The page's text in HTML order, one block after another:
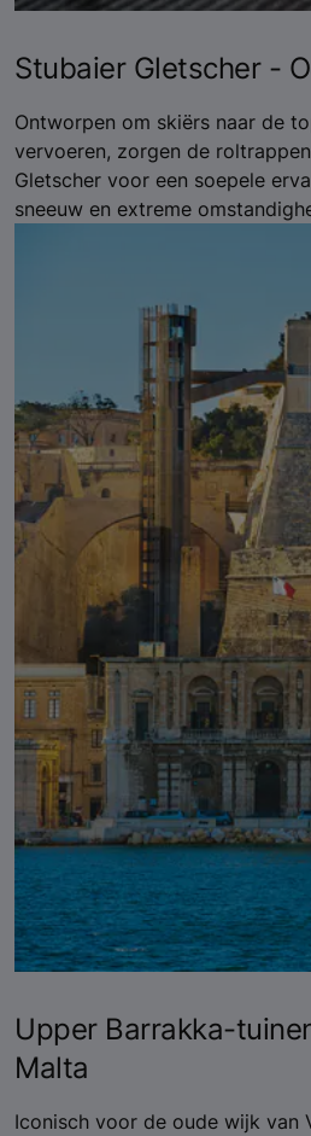
Stubaier Gletscher -
Ontworpen om skiërs naar de
vervoeren, zorgen de
Gletscher voor een soepele
sneeuw en extreme
Upper Barrakka-
Malta
Iconisch voor de oude wijk van